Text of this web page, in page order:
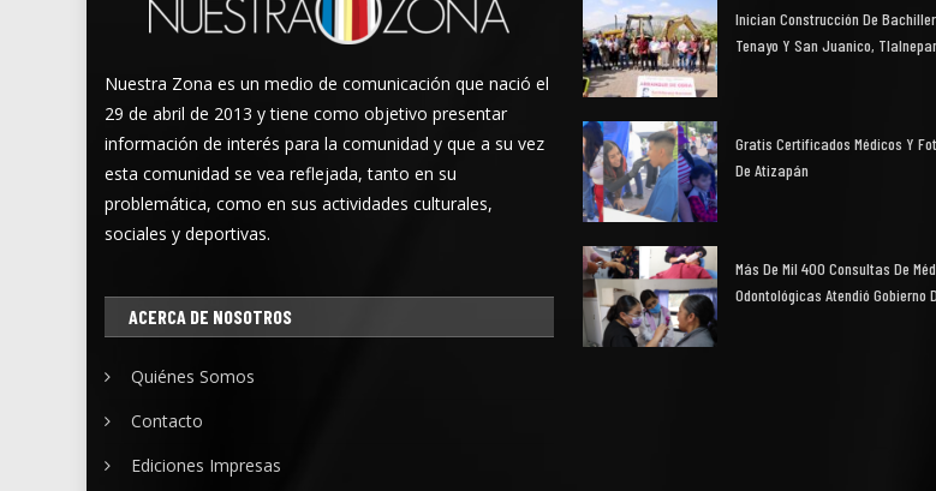
Nuestra Zona es un medio de comunicación que nació el
29 de abril de 2013 y tiene como objetivo presentar
información de interés para la comunidad y que a su vez
esta comunidad se vea reflejada, tanto en su
problemática, como en sus actividades culturales,
sociales y deportivas.
ACERCA DE NOSOTROS
Quiénes Somos
Contacto
Ediciones Impresas
Inician Construcción De
Tenayo Y San Juanico,
Gratis Certificados Médicos Y
De Atizapán
Más De Mil 400 Consultas De
Odontológicas Atendió Gobierno